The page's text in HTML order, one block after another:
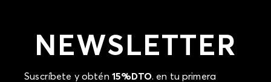
NEWSLETTER
Suscríbete y obtén 15%DTO. en tu primera